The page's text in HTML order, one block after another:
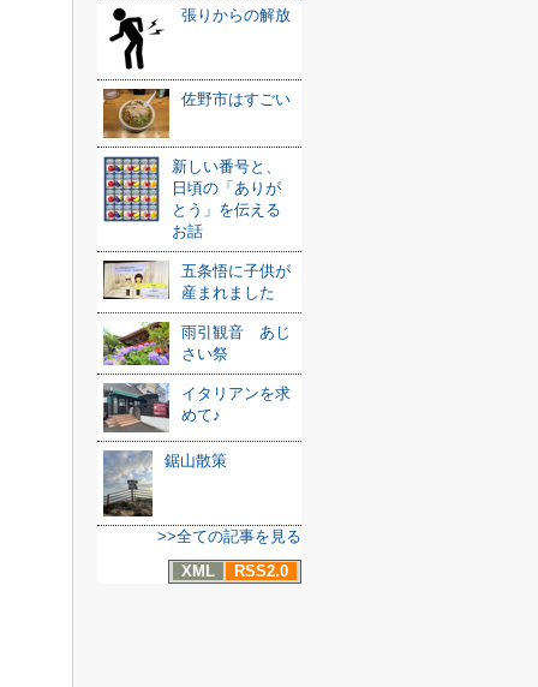
張りからの解放
佐野市はすごい
新しい番号と、
日頃の「ありが
とう」を伝える
お話
五条悟に子供が
産まれました
雨引観音 あじ
さい祭
イタリアンを求
めて♪
鋸山散策
>>全ての記事を見る
XML
RSS2.0